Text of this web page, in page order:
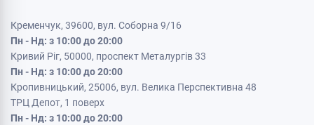
Кременчук, 39600, вул. Соборна 9/16
Пн - Нд: з 10:00 до 20:00
Кривий Ріг, 50000, проспект Металургів 33
Пн - Нд: з 10:00 до 20:00
Кропивницький, 25006, вул. Велика Перспективна 48
ТРЦ Депот, 1 поверх
Пн - Нд: з 10:00 до 20:00